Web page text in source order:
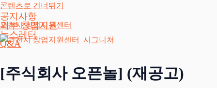
콘텐츠로 건너뛰기
과천시 창업지원센터
공지사항
외부 창업지원
뉴스레터
Q&A
[주식회사 오픈놀] (재공고)